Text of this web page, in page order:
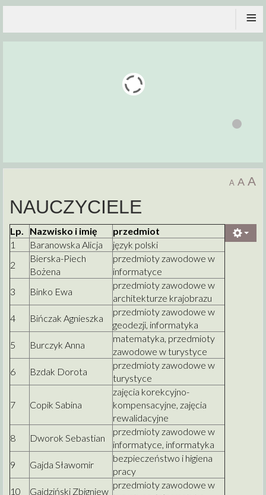
≡
A A A
NAUCZYCIELE
Lp. Nazwisko i imię
przedmiot
1
Baranowska Alicja
język polski
2
Bierska-Piech
Bożena
przedmioty zawodowe w
informatyce
3
Binko Ewa
przedmioty zawodowe w
architekturze krajobrazu
4
Bińczak Agnieszka
przedmioty zawodowe w
geodezji, informatyka
5
Burczyk Anna
matematyka, przedmioty
zawodowe w turystyce
6
Bzdak Dorota
przedmioty zawodowe w
turystyce
7 Copik Sabina
zajęcia korekcyjno-
kompensacyjne, zajęcia
rewalidacyjne
8
Dworok Sebastian
przedmioty zawodowe w
informatyce, informatyka
9
Gajda Sławomir
bezpieczeństwo i higiena
pracy
10
Gajdziński Zbigniew
przedmioty zawodowe w